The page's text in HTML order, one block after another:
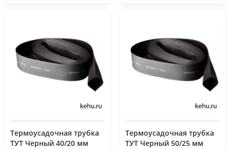
Термоусадочная трубка
ТУТ Черный 40/20 мм
Термоусадочная трубка
ТУТ Черный 50/25 мм